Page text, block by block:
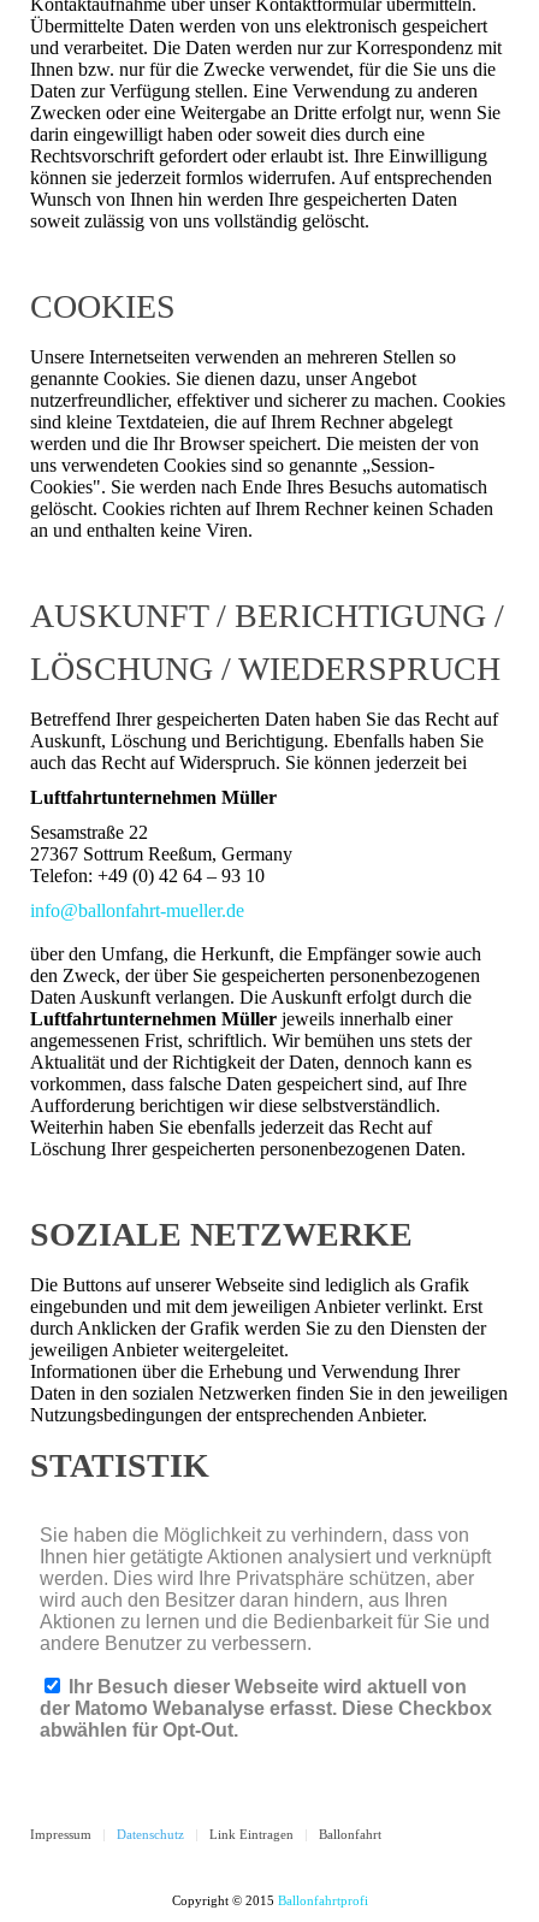
Kontaktaufnahme über unser Kontaktformular übermitteln.
Übermittelte Daten werden von uns elektronisch gespeichert
und verarbeitet. Die Daten werden nur zur Korrespondenz mit
Ihnen bzw. nur für die Zwecke verwendet, für die Sie uns die
Daten zur Verfügung stellen. Eine Verwendung zu anderen
Zwecken oder eine Weitergabe an Dritte erfolgt nur, wenn Sie
darin eingewilligt haben oder soweit dies durch eine
Rechtsvorschrift gefordert oder erlaubt ist. Ihre Einwilligung
können sie jederzeit formlos widerrufen. Auf entsprechenden
Wunsch von Ihnen hin werden Ihre gespeicherten Daten
soweit zulässig von uns vollständig gelöscht.
COOKIES
Unsere Internetseiten verwenden an mehreren Stellen so
genannte Cookies. Sie dienen dazu, unser Angebot
nutzerfreundlicher, effektiver und sicherer zu machen. Cookies
sind kleine Textdateien, die auf Ihrem Rechner abgelegt
werden und die Ihr Browser speichert. Die meisten der von
uns verwendeten Cookies sind so genannte „Session-
Cookies". Sie werden nach Ende Ihres Besuchs automatisch
gelöscht. Cookies richten auf Ihrem Rechner keinen Schaden
an und enthalten keine Viren.
AUSKUNFT / BERICHTIGUNG /
LÖSCHUNG / WIEDERSPRUCH
Betreffend Ihrer gespeicherten Daten haben Sie das Recht auf
Auskunft, Löschung und Berichtigung. Ebenfalls haben Sie
auch das Recht auf Widerspruch. Sie können jederzeit bei
Luftfahrtunternehmen Müller
Sesamstraße 22
27367 Sottrum Reeßum, Germany
Telefon: +49 (0) 42 64 – 93 10
info@ballonfahrt-mueller.de
über den Umfang, die Herkunft, die Empfänger sowie auch
den Zweck, der über Sie gespeicherten personenbezogenen
Daten Auskunft verlangen. Die Auskunft erfolgt durch die
Luftfahrtunternehmen Müller jeweils innerhalb einer
angemessenen Frist, schriftlich. Wir bemühen uns stets der
Aktualität und der Richtigkeit der Daten, dennoch kann es
vorkommen, dass falsche Daten gespeichert sind, auf Ihre
Aufforderung berichtigen wir diese selbstverständlich.
Weiterhin haben Sie ebenfalls jederzeit das Recht auf
Löschung Ihrer gespeicherten personenbezogenen Daten.
SOZIALE NETZWERKE
Die Buttons auf unserer Webseite sind lediglich als Grafik
eingebunden und mit dem jeweiligen Anbieter verlinkt. Erst
durch Anklicken der Grafik werden Sie zu den Diensten der
jeweiligen Anbieter weitergeleitet.
Informationen über die Erhebung und Verwendung Ihrer
Daten in den sozialen Netzwerken finden Sie in den jeweiligen
Nutzungsbedingungen der entsprechenden Anbieter.
STATISTIK
Impressum Datenschutz Link Eintragen Ballonfahrt
Copyright © 2015 Ballonfahrtprofi